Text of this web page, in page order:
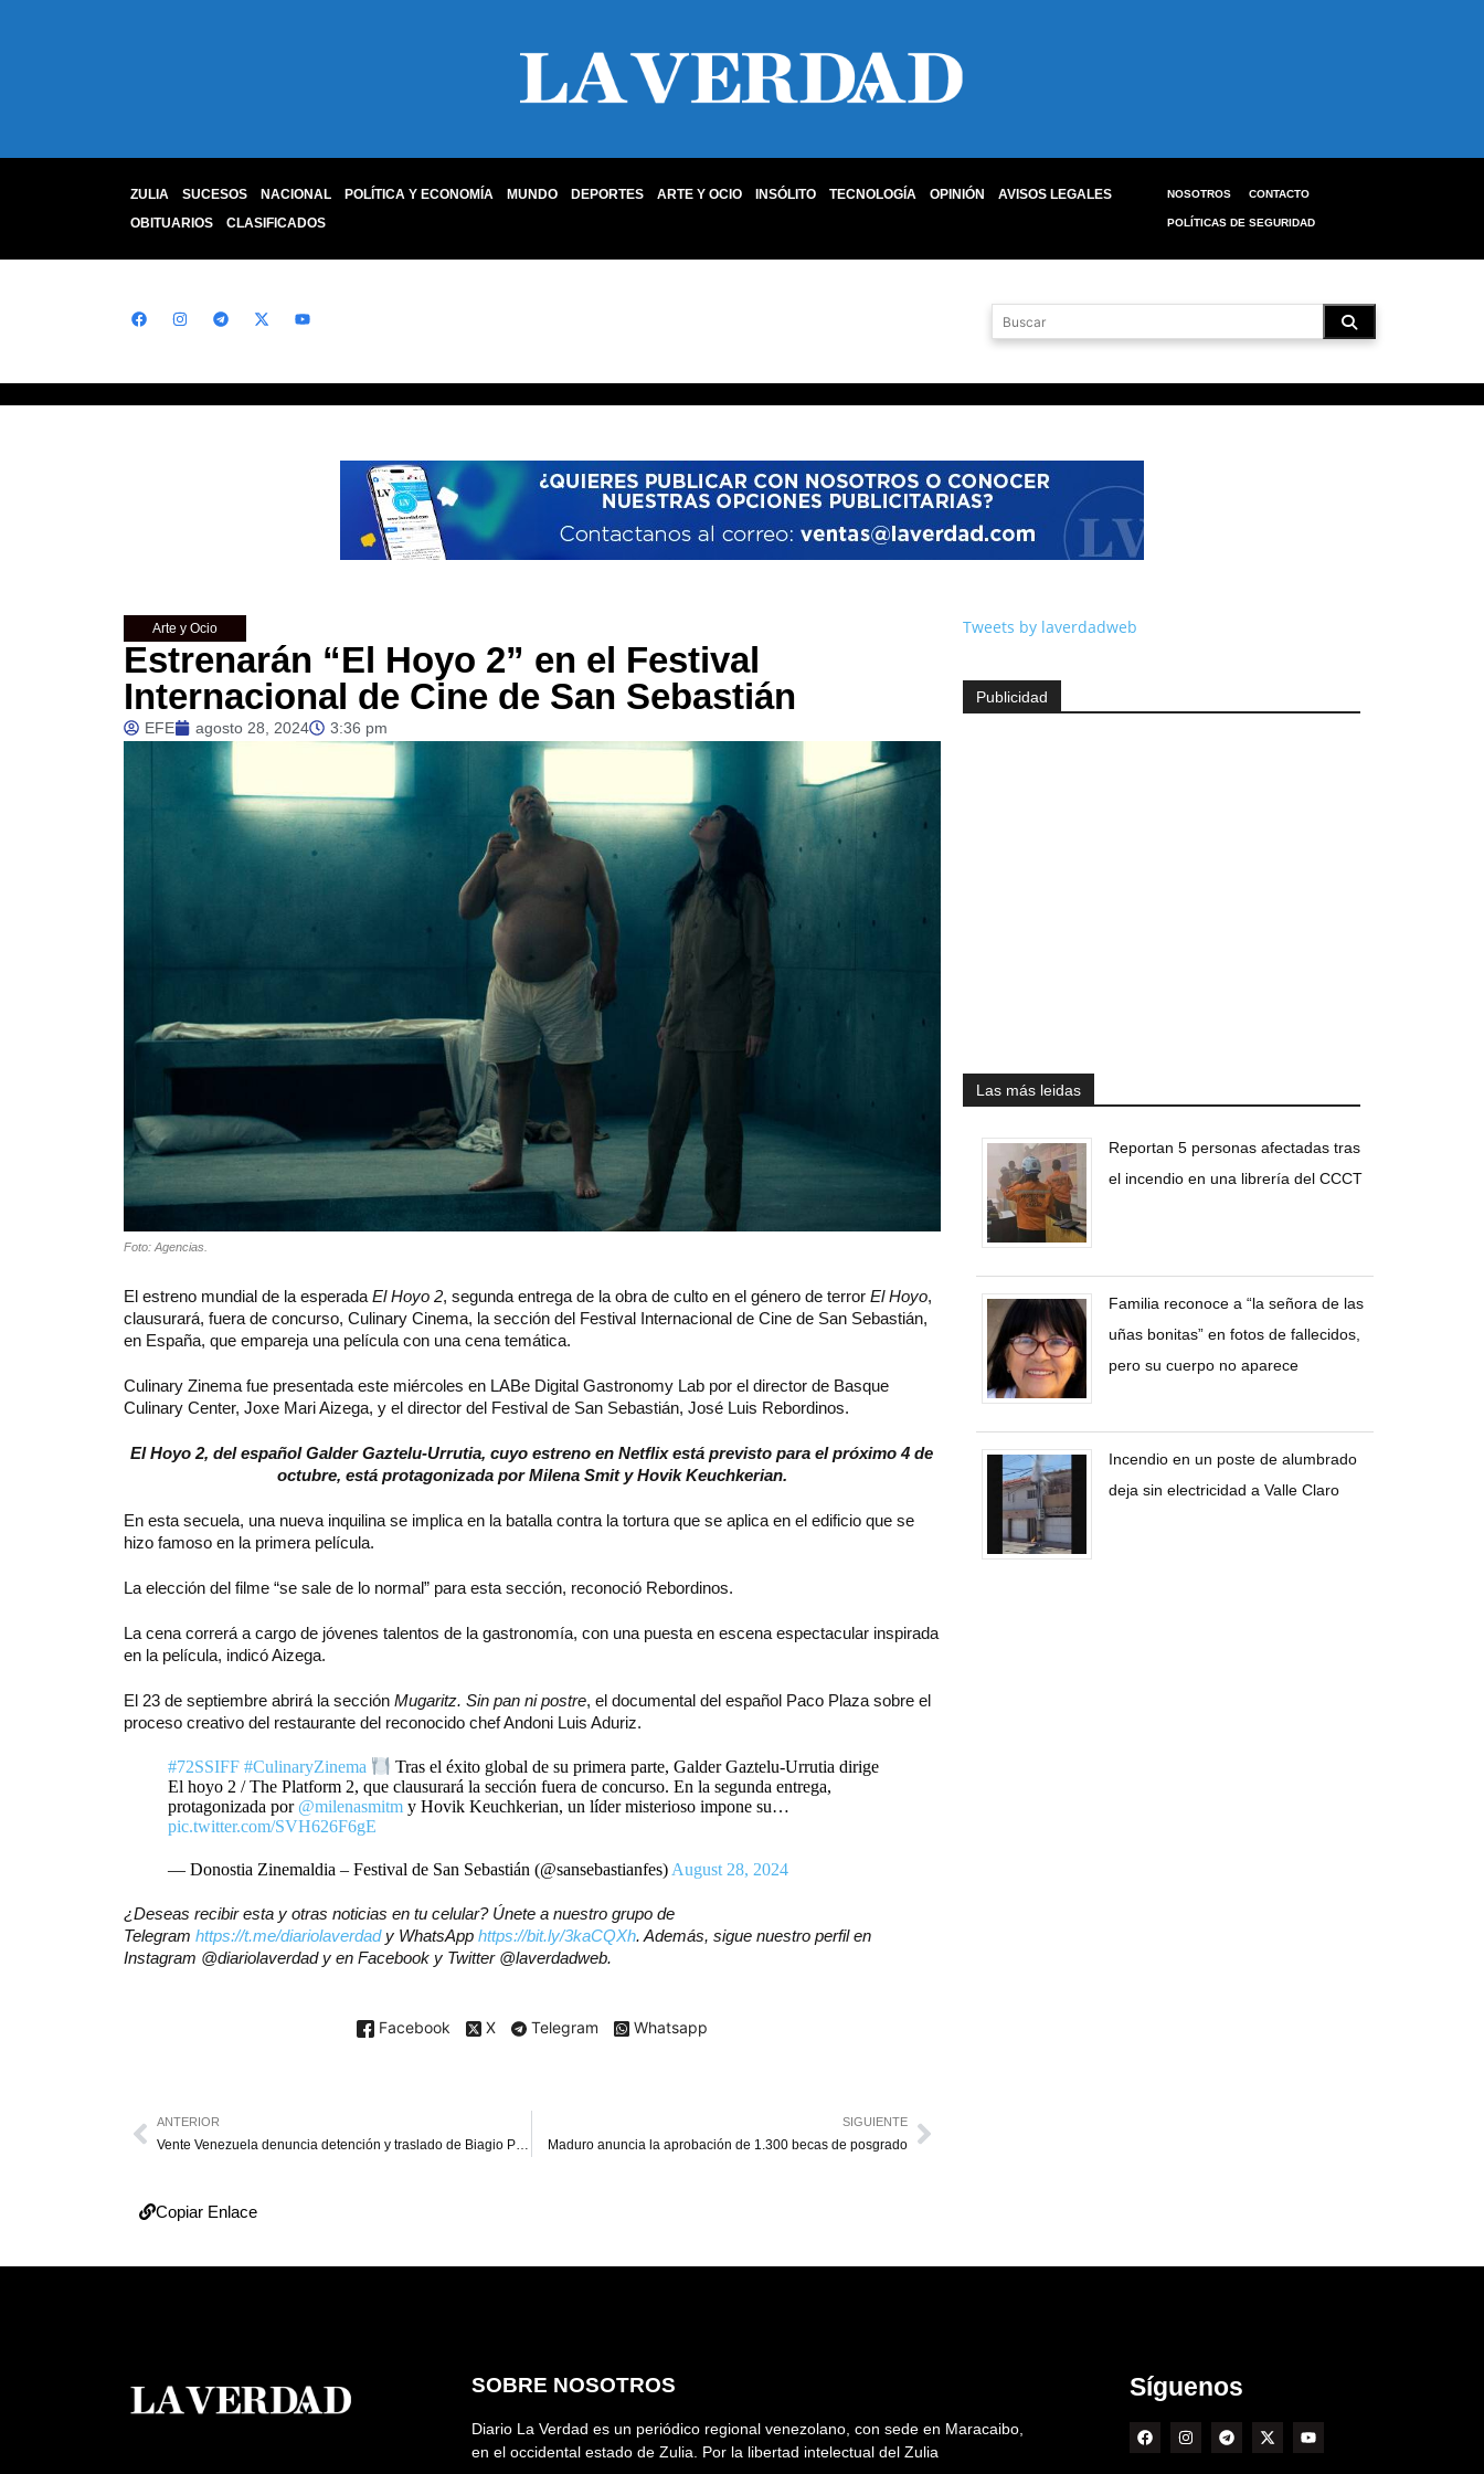
ZULIA SUCESOS NACIONAL POLÍTICA Y ECONOMÍA MUNDO DEPORTES ARTE Y OCIO INSÓLITO TECNOLOGÍA OPINIÓN
AVISOS LEGALES
OBITUARIOS
CLASIFICADOS
NOSOTROS CONTACTO
POLÍTICAS DE SEGURIDAD
Arte y Ocio
Estrenarán “El Hoyo 2” en el Festival
Internacional de Cine de San Sebastián
EFE agosto 28, 2024 3:36 pm
Foto: Agencias.
El estreno mundial de la esperada El Hoyo 2, segunda entrega de la obra de culto en el género de terror El Hoyo,
clausurará, fuera de concurso, Culinary Cinema, la sección del Festival Internacional de Cine de San Sebastián,
en España, que empareja una película con una cena temática.
Culinary Zinema fue presentada este miércoles en LABe Digital Gastronomy Lab por el director de Basque
Culinary Center, Joxe Mari Aizega, y el director del Festival de San Sebastián, José Luis Rebordinos.
El Hoyo 2, del español Galder Gaztelu-Urrutia, cuyo estreno en Netflix está previsto para el próximo 4 de
octubre, está protagonizada por Milena Smit y Hovik Keuchkerian.
En esta secuela, una nueva inquilina se implica en la batalla contra la tortura que se aplica en el edificio que se
hizo famoso en la primera película.
La elección del filme “se sale de lo normal” para esta sección, reconoció Rebordinos.
La cena correrá a cargo de jóvenes talentos de la gastronomía, con una puesta en escena espectacular inspirada
en la película, indicó Aizega.
El 23 de septiembre abrirá la sección Mugaritz. Sin pan ni postre, el documental del español Paco Plaza sobre el
proceso creativo del restaurante del reconocido chef Andoni Luis Aduriz.
#72SSIFF #CulinaryZinema
Tras el éxito global de su primera parte, Galder Gaztelu-Urrutia dirige
El hoyo 2 / The Platform 2, que clausurará la sección fuera de concurso. En la segunda entrega,
protagonizada por @milenasmitm y Hovik Keuchkerian, un líder misterioso impone su…
pic.twitter.com/SVH626F6gE
— Donostia Zinemaldia – Festival de San Sebastián (@sansebastianfes) August 28, 2024
¿Deseas recibir esta y otras noticias en tu celular? Únete a nuestro grupo de
Telegram https://t.me/diariolaverdady WhatsApp https://bit.ly/3kaCQXh. Además, sigue nuestro perfil en
Instagram @diariolaverdad y en Facebook y Twitter @laverdadweb.
Facebook X Telegram Whatsapp
Tweets by laverdadweb
Publicidad
Las más leidas
Reportan 5 personas afectadas tras
el incendio en una librería del CCCT
Familia reconoce a “la señora de las
uñas bonitas” en fotos de fallecidos,
pero su cuerpo no aparece
Incendio en un poste de alumbrado
deja sin electricidad a Valle Claro
ANTERIOR
Vente Venezuela denuncia detención y traslado de Biagio Pilieri a El Helicoide
SIGUIENTE
Maduro anuncia la aprobación de 1.300 becas de posgrado
Copiar Enlace
SOBRE NOSOTROS
Diario La Verdad es un periódico regional venezolano, con sede en Maracaibo,
en el occidental estado de Zulia. Por la libertad intelectual del Zulia
Síguenos